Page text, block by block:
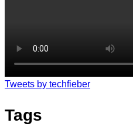
Tweets by techfieber
Tags